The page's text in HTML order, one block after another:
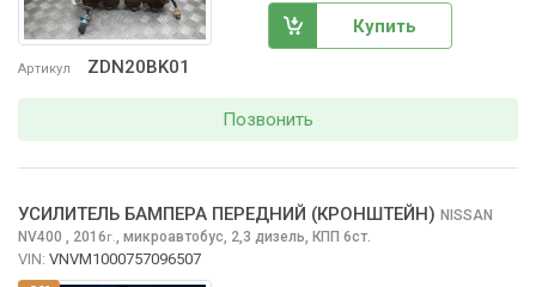
Артикул ZDN20BK01
Купить
Позвонить
УСИЛИТЕЛЬ БАМПЕРА ПЕРЕДНИЙ (КРОНШТЕЙН) NISSAN
NV400 , 2016г., микроавтобус, 2,3 дизель, КПП 6ст.
VIN: VNVM1000757096507